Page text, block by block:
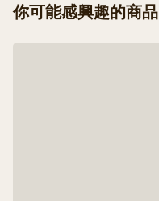
你可能感興趣的商品